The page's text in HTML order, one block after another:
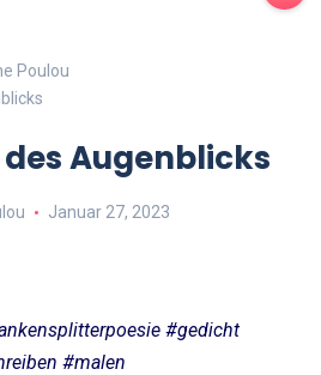
Poulou
Augenblicks
Januar 27, 2023
#gedicht
#malen